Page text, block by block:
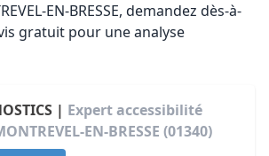
EN-BRESSE, demandez dès-à-
gratuit pour une analyse
| Expert accessibilité
EN-BRESSE (01340)